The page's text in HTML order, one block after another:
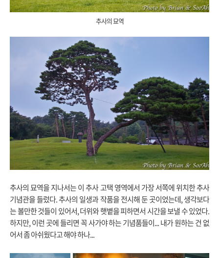
추사의 묘역
추사의 묘역을 지나서는 이 추사 고택 영역에서 가장 서쪽에 위치한 추사
기념관을 들렀다. 추사의 일생과 작품을 전시해 둔 곳이었는데, 생각보다
는 볼만한 것들이 있어서, 더위와 햇볕을 피하면서 시간을 보낼 수 있었다.
하지만, 이런 곳에 들리면 꼭 사가야 하는 기념품들이... 내가 원하는 건 없
어서 좀 아쉬웠다고 해야 하나...